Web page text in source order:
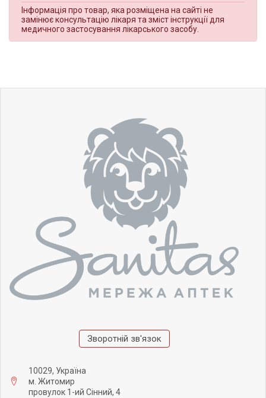
Інформація про товар, яка розміщена на сайті не
замінює консультацію лікаря та зміст інструкції для
медичного застосування лікарського засобу.
Зворотній зв'язок
10029, Україна
м. Житомир
провулок 1-ий Сінний, 4